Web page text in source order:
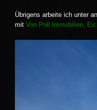
Übrigens arbeite ich unter
mit Von Poll Immobilien,